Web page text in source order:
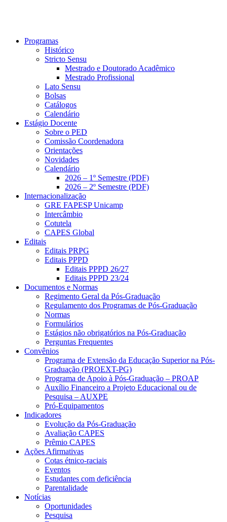
Programas
Histórico
Stricto Sensu
Mestrado e Doutorado Acadêmico
Mestrado Profissional
Lato Sensu
Bolsas
Catálogos
Calendário
Estágio Docente
Sobre o PED
Comissão Coordenadora
Orientações
Novidades
Calendário
2026 – 1º Semestre (PDF)
2026 – 2º Semestre (PDF)
Internacionalização
GRE FAPESP Unicamp
Intercâmbio
Cotutela
CAPES Global
Editais
Editais PRPG
Editais PPPD
Editais PPPD 26/27
Editais PPPD 23/24
Documentos e Normas
Regimento Geral da Pós-Graduação
Regulamento dos Programas de Pós-Graduação
Normas
Formulários
Estágios não obrigatórios na Pós-Graduação
Perguntas Frequentes
Convênios
Programa de Extensão da Educação Superior na Pós-
Graduação (PROEXT-PG)
Programa de Apoio à Pós-Graduação – PROAP
Auxílio Financeiro a Projeto Educacional ou de
Pesquisa – AUXPE
Pró-Equipamentos
Indicadores
Evolução da Pós-Graduação
Avaliação CAPES
Prêmio CAPES
Ações Afirmativas
Cotas étnico-raciais
Eventos
Estudantes com deficiência
Parentalidade
Notícias
Oportunidades
Pesquisa